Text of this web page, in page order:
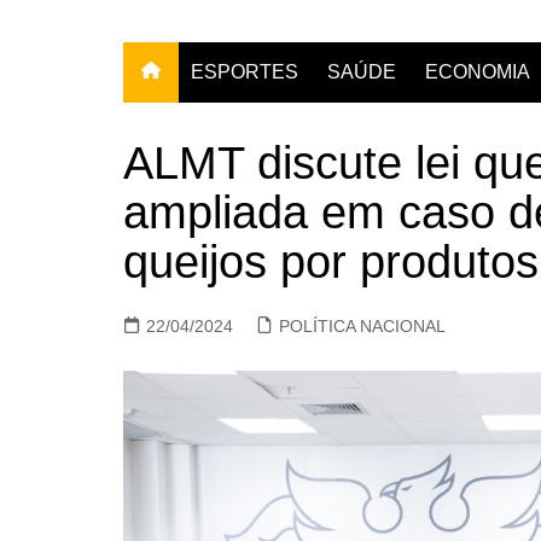
ESPORTES SAÚDE ECONOMIA
ALMT discute lei
ampliada em caso
queijos por
22/04/2024 POLÍTICA NACIONAL